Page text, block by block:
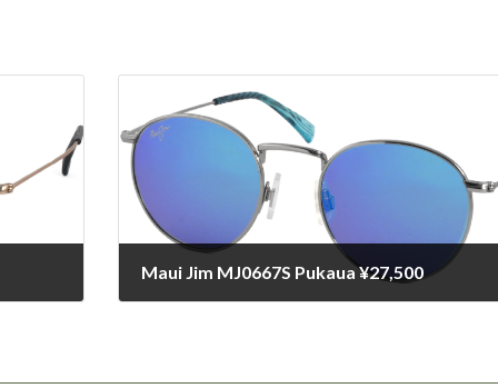
Maui Jim MJ0667S Pukaua ¥27,500